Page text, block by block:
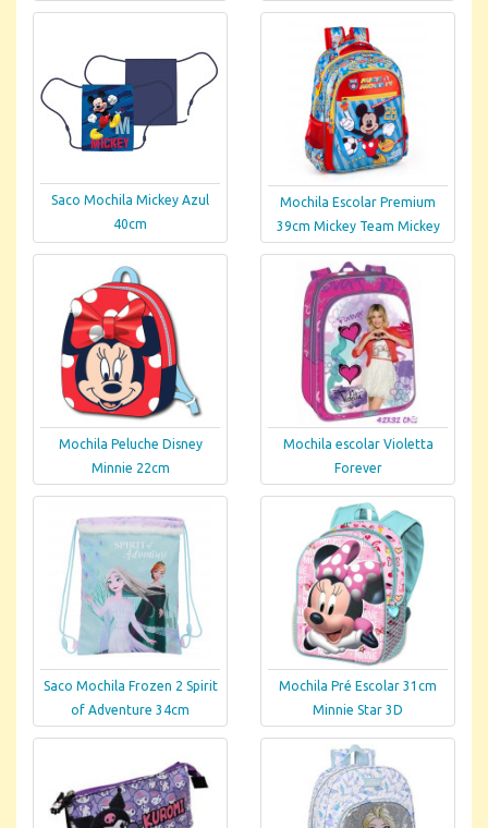
Saco Mochila Mickey Azul
40cm
Mochila Escolar Premium
39cm Mickey Team Mickey
Mochila Peluche Disney
Minnie 22cm
Mochila escolar Violetta
Forever
Saco Mochila Frozen 2 Spirit
of Adventure 34cm
Mochila Pré Escolar 31cm
Minnie Star 3D